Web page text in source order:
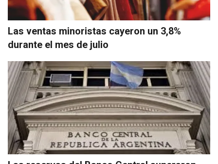
Las ventas minoristas cayeron un 3,8%
durante el mes de julio